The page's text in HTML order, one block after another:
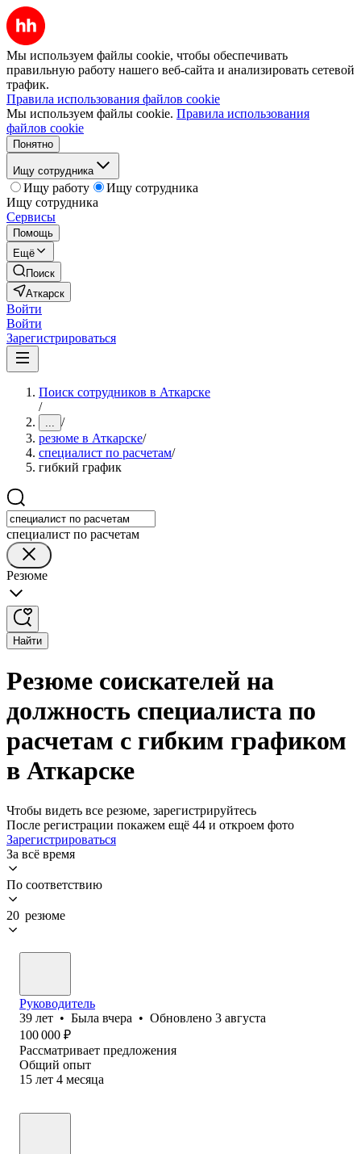
Мы используем файлы cookie, чтобы обеспечивать
правильную работу нашего веб-сайта и анализировать сетевой
трафик.
Правила использования файлов cookie
Мы используем файлы cookie. Правила использования
файлов cookie
Понятно
Ищу сотрудника
Ищу работу
Ищу сотрудника
Ищу сотрудника
Сервисы
Помощь
Ещё
Поиск
Аткарск
Войти
Войти
Зарегистрироваться
Поиск сотрудников в Аткарске
/
... /
резюме в Аткарске/
специалист по расчетам/
гибкий график
специалист по расчетам
Резюме
Найти
Резюме соискателей на
должность специалиста по
расчетам с гибким графиком
в Аткарске
Чтобы видеть все резюме, зарегистрируйтесь
После регистрации покажем ещё 44 и откроем фото
Зарегистрироваться
За всё время
По соответствию
20 резюме
Руководитель
39 лет • Была вчера • Обновлено 3 августа
100 000 ₽
Рассматривает предложения
Общий опыт
15 лет 4 месяца